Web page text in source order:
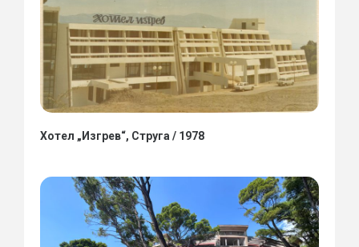
Хотел „Изгрев“, Струга / 1978